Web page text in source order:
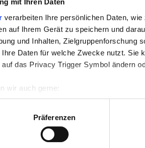
mit Ihren Daten
verarbeiten Ihre persönlichen Daten,
auf Ihrem Gerät zu speichern und
und Inhalten, Zielgruppenforschung
Daten für welche Zwecke nutzt. Sie
das Privacy Trigger Symbol ändern
wir auch gerne:
geografische Lage erfassen, welche
Scannen nach bestimmten Merkmalen
Ihre persönlichen Daten verarbeitet
Präferenzen
einfühlsame, stressresistente
Arbeitsumfeld nicht aus der
sind: